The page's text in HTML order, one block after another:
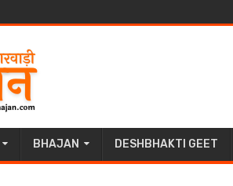
BHAJAN DESHBHAKTI GEET